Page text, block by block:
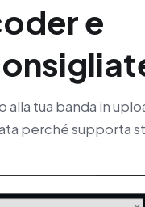
e
tua banda in
perché supporta